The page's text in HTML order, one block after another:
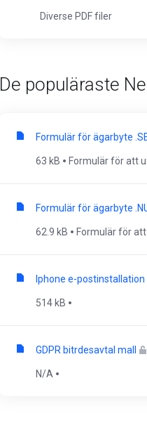
Diverse PDF filer
De populäraste
Formulär för ägarbyte
63 kB Formulär för att
Formulär för ägarbyte
62.9 kB Formulär för
Iphone e-postinstallation
514 kB
GDPR bitrdesavtal mall
N/A